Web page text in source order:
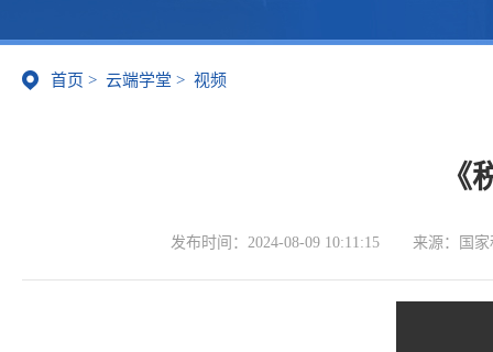
首页 > 云端学堂 > 视频
《
发布时间： 2024-08-09 10:11:15 来源： 国